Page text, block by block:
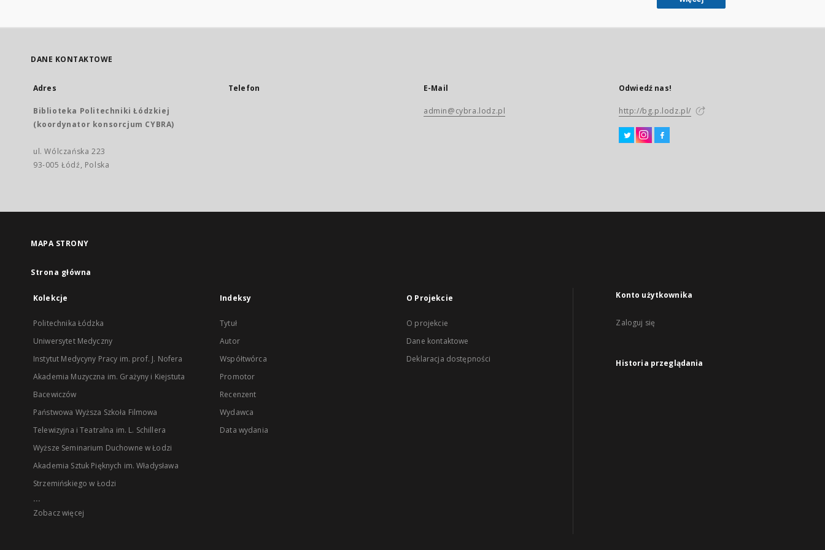
DANE KONTAKTOWE
Adres
Biblioteka Politechniki Łódzkiej
(koordynator konsorcjum CYBRA)
ul. Wólczańska 223
93-005 Łódź, Polska
Telefon E-Mail
admin@cybra.lodz.pl
Odwiedź nas!
http://bg.p.lodz.pl/
MAPA STRONY
Strona główna
Kolekcje
Politechnika Łódzka
Uniwersytet Medyczny
Instytut Medycyny Pracy im. prof. J. Nofera
Akademia Muzyczna im. Grażyny i Kiejstuta
Bacewiczów
Państwowa Wyższa Szkoła Filmowa
Telewizyjna i Teatralna im. L. Schillera
Wyższe Seminarium Duchowne w Łodzi
Akademia Sztuk Pięknych im. Władysława
Strzemińskiego w Łodzi
...
Zobacz więcej
Indeksy
Tytuł
Autor
Współtwórca
Promotor
Recenzent
Wydawca
Data wydania
O Projekcie
O projekcie
Dane kontaktowe
Deklaracja dostępności
Konto użytkownika
Zaloguj się
Historia przeglądania